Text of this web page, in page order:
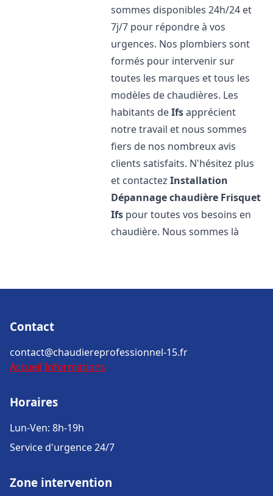
sommes disponibles 24h/24 et
7j/7 pour répondre à vos
urgences. Nos plombiers sont
formés pour intervenir sur
toutes les marques et tous les
modèles de chaudières. Les
habitants deIfsapprécient
notre travail et nous sommes
fiers de nos nombreux avis
clients satisfaits. N'hésitez plus
et contactezInstallation
Dépannage chaudière Frisquet
Ifs pour toutes vos besoins en
chaudière. Nous sommes là
Contact
contact@chaudiereprofessionnel-15.fr
Accueil Informations
Horaires
Lun-Ven: 8h-19h
Service d'urgence 24/7
Zone intervention